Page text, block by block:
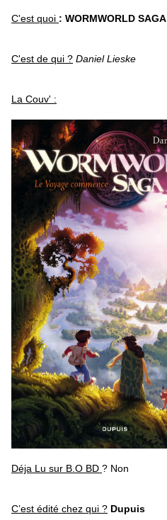
C'est quoi : WORMWORLD SAGA
C'est de qui ? Daniel Lieske
La Couv' :
Déja Lu sur B.O BD ? Non
C’est édité chez qui ? Dupuis